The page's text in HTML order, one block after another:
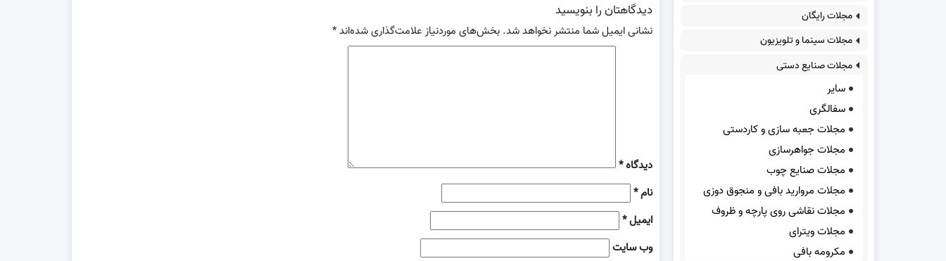
دیدگاهتان را بنویسید
نشانی ایمیل شما منتشر نخواهد شد. بخش‌های موردنیاز علامت‌گذاری شده‌اند*
دیدگاه*
نام*
ایمیل*
وب‌ سایت
مجلات رایگان
مجلات سینما و تلویزیون
مجلات صنایع دستی
سایر
سفالگری
مجلات جعبه سازی و کاردستی
مجلات جواهرسازی
مجلات صنایع چوب
مجلات مروارید بافی و منجوق دوزی
مجلات نقاشی روی پارچه و ظروف
مجلات ویترای
مکرومه بافی